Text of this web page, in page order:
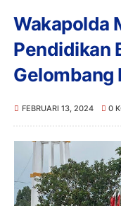
Wakapolda
Pendidikan
Gelombang
FEBRUARI 13, 2024 0